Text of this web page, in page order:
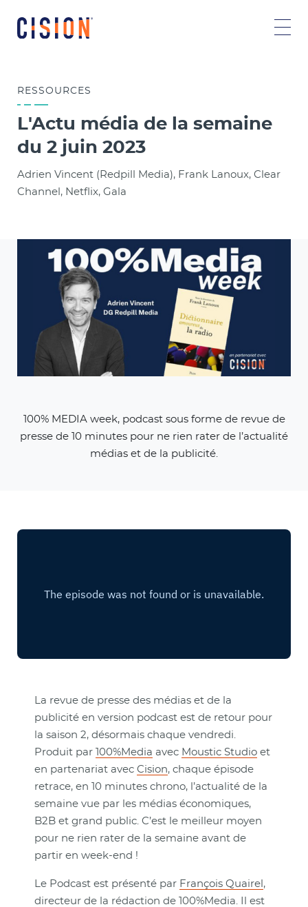
RESSOURCES
L'Actu média de la semaine
du 2 juin 2023
Adrien Vincent (Redpill Media), Frank Lanoux, Clear
Channel, Netflix, Gala
100% MEDIA week, podcast sous forme de revue de
presse de 10 minutes pour ne rien rater de l’actualité
médias et de la publicité.
La revue de presse des médias et de la
publicité en version podcast est de retour pour
la saison 2, désormais chaque vendredi.
Produit par 100%Media avec Moustic Studio et
en partenariat avec Cision, chaque épisode
retrace, en 10 minutes chrono, l’actualité de la
semaine vue par les médias économiques,
B2B et grand public. C’est le meilleur moyen
pour ne rien rater de la semaine avant de
partir en week-end !
Le Podcast est présenté par François Quairel ,
directeur de la rédaction de 100%Media . Il est